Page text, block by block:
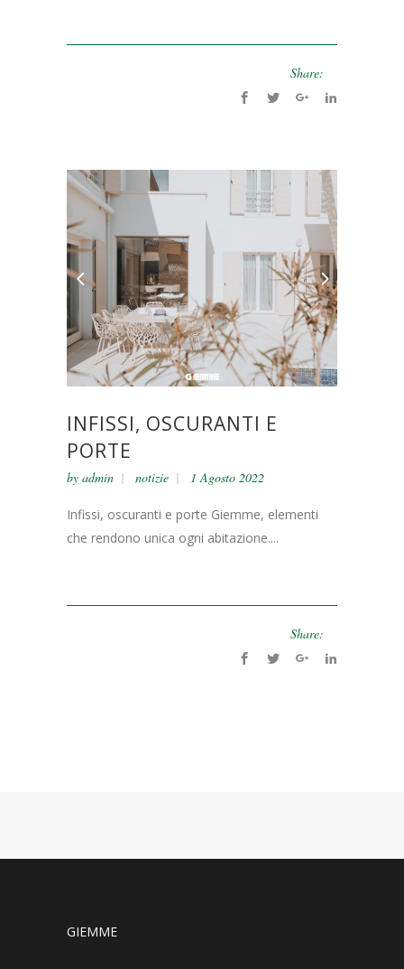
Share:
INFISSI, OSCURANTI E
PORTE
by admin notizie 1 Agosto 2022
Infissi, oscuranti e porte Giemme, elementi
che rendono unica ogni abitazione....
Share:
GIEMME